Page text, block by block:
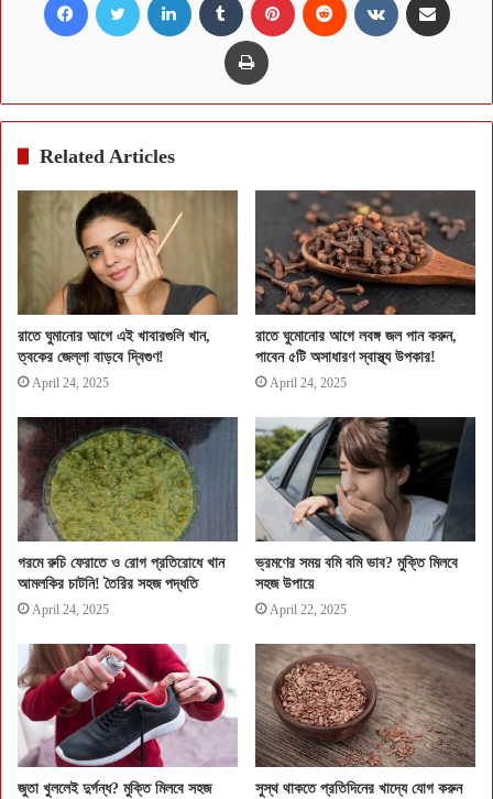
Print
Related Articles
রাতে ঘুমানোর আগে এই খাবারগুলি খান,
ত্বকের জেল্লা বাড়বে দ্বিগুণ!
April 24, 2025
রাতে ঘুমোনোর আগে লবঙ্গ জল পান করুন,
পাবেন ৫টি অসাধারণ স্বাস্থ্য উপকার!
April 24, 2025
গরমে রুচি ফেরাতে ও রোগ প্রতিরোধে খান
আমলকির চাটনি! তৈরির সহজ পদ্ধতি
April 24, 2025
ভ্রমণের সময় বমি বমি ভাব? মুক্তি মিলবে
সহজ উপায়ে
April 22, 2025
জুতা খুললেই দুর্গন্ধ? মুক্তি মিলবে সহজ
সুস্থ থাকতে প্রতিদিনের খাদ্যে যোগ করুন